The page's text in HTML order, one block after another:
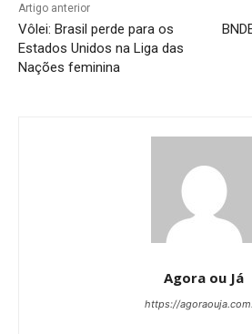
Artigo anterior
Vôlei: Brasil perde para os
Estados Unidos na Liga das
Nações feminina
Agora ou Já
https://